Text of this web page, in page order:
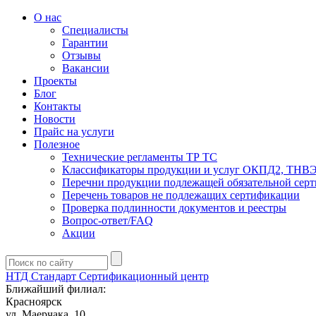
О нас
Специалисты
Гарантии
Отзывы
Вакансии
Проекты
Блог
Контакты
Новости
Прайс на услуги
Полезное
Технические регламенты ТР ТС
Классификаторы продукции и услуг ОКПД2,
Перечни продукции подлежащей обязательной
Перечень товаров не подлежащих сертификации
Проверка подлинности документов и реестры
Вопрос-ответ/FAQ
Акции
НТД Стандарт Сертификационный центр
Ближайший филиал:
Красноярск